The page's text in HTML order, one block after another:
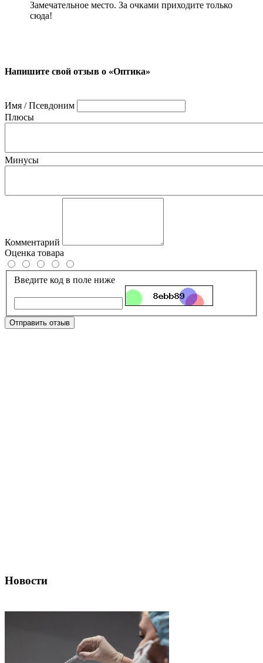
Замечательное место. За очками приходите только
сюда!
Напишите свой отзыв о «Оптика»
Имя / Псевдоним
Плюсы
Минусы
Комментарий
Оценка товара
Введите код в поле ниже
Отправить отзыв
Новости